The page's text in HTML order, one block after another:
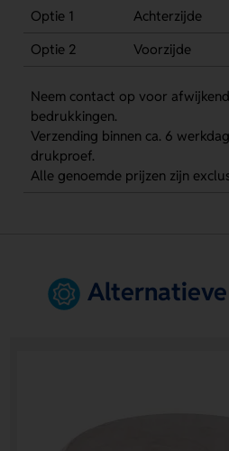
Optie 1
Achterzijde
Optie 2
Voorzijde
Neem contact op voor
bedrukkingen.
Verzending binnen ca. 6
drukproef.
Alle genoemde prijzen zijn